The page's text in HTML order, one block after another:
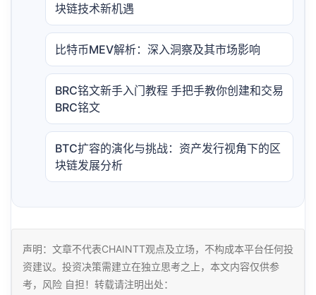
块链技术新机遇
比特币MEV解析：深入洞察及其市场影响
BRC铭文新手入门教程 手把手教你创建和交易
BRC铭文
BTC扩容的演化与挑战：资产发行视角下的区
块链发展分析
声明：文章不代表CHAINTT观点及立场，不构成本平台任何投
资建议。投资决策需建立在独立思考之上，本文内容仅供参
考，风险 自担！转载请注明出处：